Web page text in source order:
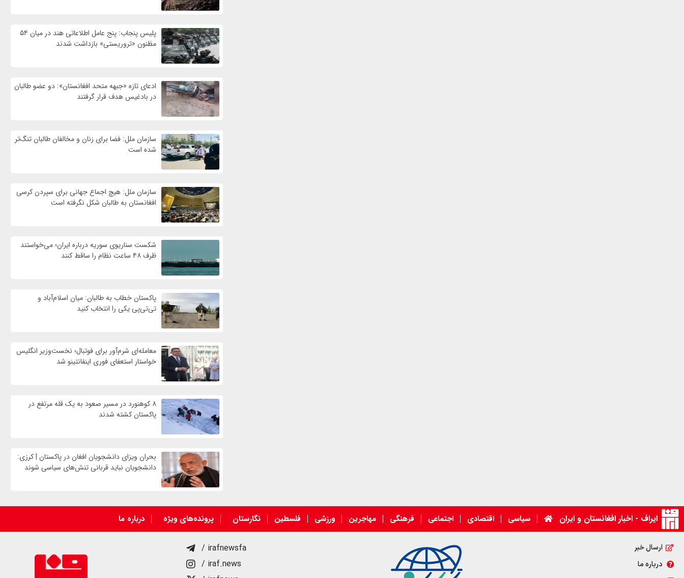
پلیس پنجاب: پنج عامل اطلاعاتی هند در میان ۵۴
مظنون «تروریستی» بازداشت شدند
ادعای تازه «جبهه متحد افغانستان»: دو عضو طالبان
در بادغیس هدف قرار گرفتند
سازمان ملل: فضا برای زنان و مخالفان طالبان تنگ‌تر
شده است
سازمان ملل: هیچ اجماع جهانی برای سپردن کرسی
افغانستان به طالبان شکل نگرفته است
شکست سناریوی سوریه درباره ایران؛ می‌خواستند
ظرف ۴۸ ساعت نظام را ساقط کنند
پاکستان خطاب به طالبان: میان اسلام‌آباد و
تی‌تی‌پی یکی را انتخاب کنید
معامله‌ای شرم‌آور برای فوتبال؛ نخست‌وزیر انگلیس
خواستار استعفای فوری اینفانتینو شد
۸ کوهنورد در مسیر صعود به یک قله مرتفع در
پاکستان کشته شدند
بحران ویزای دانشجویان افغان در پاکستان | کرزی:
دانشجویان نباید قربانی تنش‌های سیاسی شوند
ایراف - اخبار افغانستان و ایران سیاسی اقتصادی اجتماعی فرهنگی مهاجرین ورزشی فلسطین نگارستان پرونده‌های ویژه درباره ما
ارسال خبر
درباره ما
/ irafnewsfa
/ iraf.news